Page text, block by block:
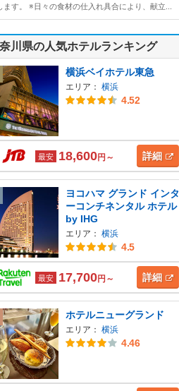
ます。 ※日々の食材の仕入れ具合により、献立...
川県の人気ホテルランキング
横浜ベイホテル東急
エリア： 横浜
4.52
最安 18,600円～ 詳細
ヨコハマ グランド インタ
ーコンチネンタル ホテル
by IHG
エリア： 横浜
4.5
最安 17,700円～ 詳細
ホテルニューグランド
エリア： 横浜
4.46